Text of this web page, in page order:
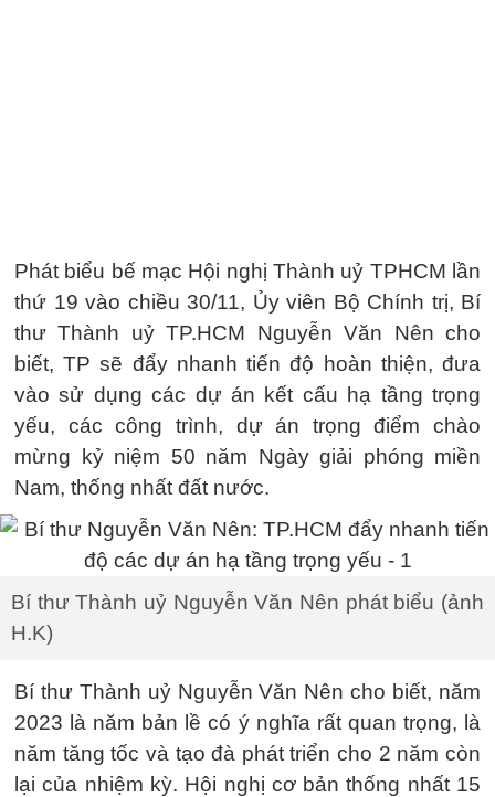
Phát biểu bế mạc Hội nghị Thành uỷ TPHCM lần
thứ 19 vào chiều 30/11, Ủy viên Bộ Chính trị, Bí
thư Thành uỷ TP.HCM Nguyễn Văn Nên cho
biết, TP sẽ đẩy nhanh tiến độ hoàn thiện, đưa
vào sử dụng các dự án kết cấu hạ tầng trọng
yếu, các công trình, dự án trọng điểm chào
mừng kỷ niệm 50 năm Ngày giải phóng miền
Nam, thống nhất đất nước.
Bí thư Thành uỷ Nguyễn Văn Nên phát biểu (ảnh
H.K)
Bí thư Thành uỷ Nguyễn Văn Nên cho biết, năm
2023 là năm bản lề có ý nghĩa rất quan trọng, là
năm tăng tốc và tạo đà phát triển cho 2 năm còn
lại của nhiệm kỳ. Hội nghị cơ bản thống nhất 15